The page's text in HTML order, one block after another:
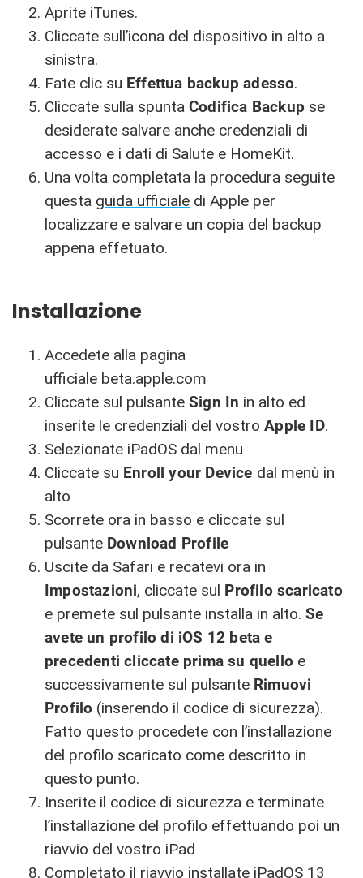
Aprite iTunes.
Cliccate sull’icona del dispositivo in alto a
sinistra.
Fate clic su Effettua backup adesso.
Cliccate sulla spunta Codifica Backup se
desiderate salvare anche credenziali di
accesso e i dati di Salute e HomeKit.
Una volta completata la procedura seguite
questa guida ufficiale di Apple per
localizzare e salvare un copia del backup
appena effetuato.
Installazione
Accedete alla pagina
ufficiale beta.apple.com
Cliccate sul pulsante Sign In in alto ed
inserite le credenziali del vostro Apple ID.
Selezionate iPadOS dal menu
Cliccate su Enroll your Device dal menù in
alto
Scorrete ora in basso e cliccate sul
pulsante Download Profile
Uscite da Safari e recatevi ora in
Impostazioni, cliccate sul Profilo scaricato
e premete sul pulsante installa in alto. Se
avete un profilo di iOS 12 beta e
precedenti cliccate prima su quello e
successivamente sul pulsante Rimuovi
Profilo (inserendo il codice di sicurezza).
Fatto questo procedete con l’installazione
del profilo scaricato come descritto in
questo punto.
Inserite il codice di sicurezza e terminate
l’installazione del profilo effettuando poi un
riavvio del vostro iPad
Completato il riavvio installate iPadOS 13